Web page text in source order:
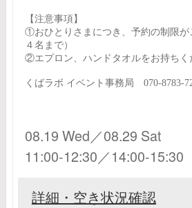
【注意事項】
①おひとりさまにつき、予約の制限が
４名まで）
②エプロン、ハンドタオルをお持ちく
くばラボ イベント事務局 070-8783-
08.19 Wed／08.29 Sat
11:00-12:30／14:00-15:30
詳細・空き状況確認